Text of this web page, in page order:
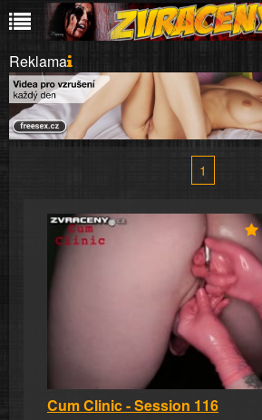
Reklama
1
Cum Clinic - Session 116